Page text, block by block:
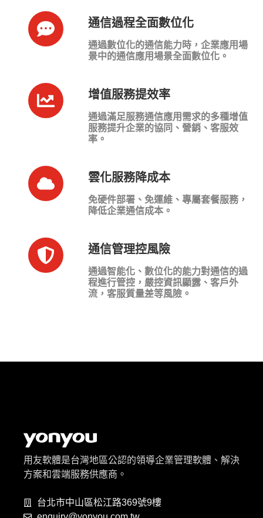
通信過程全面數位化
通過數位化的通信能力時，企業應用場
景中的通信應用場景全面數位化。
增值服務提效率
通過滿足服務通信應用需求的多種增值
服務提升企業的協同、營銷、客服效
率。
雲化服務降成本
免硬件部署、免運維、專屬套餐服務，
降低企業通信成本。
通信管理控風險
通過智能化、數位化的能力對通信的過
程進行管控，嚴控資訊顯露、客戶外
流，客服質量差等風險。
用友軟體是台灣地區公認的領導企業管理軟體、解決
方案和雲端服務供應商。
台北市中山區松江路369號9樓